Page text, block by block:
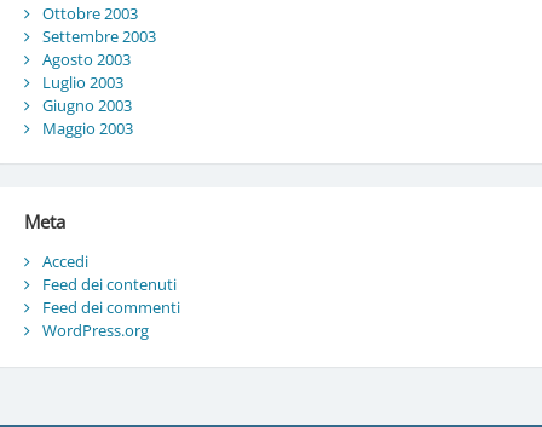
Ottobre 2003
Settembre 2003
Agosto 2003
Luglio 2003
Giugno 2003
Maggio 2003
Meta
Accedi
Feed dei contenuti
Feed dei commenti
WordPress.org